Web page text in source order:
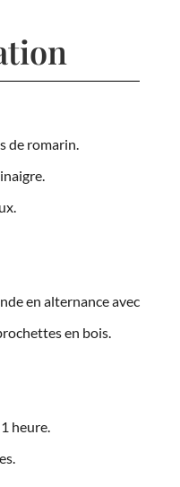
de romarin.
en alternance avec
en bois.
heure.